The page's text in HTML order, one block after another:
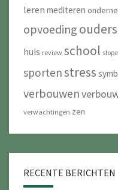
leren mediteren
opvoeding ouders
huis review school
sportenstress
verbouwen
verwachtingen zen
RECENTE BERICHTEN